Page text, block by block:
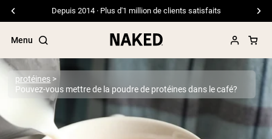
Livraison gratuite pour les commandes de 99 $ et plus
Menu
Termes de recherche populaires
protéines
Pouvez-vous mettre de la poudre de protéines dans le café?